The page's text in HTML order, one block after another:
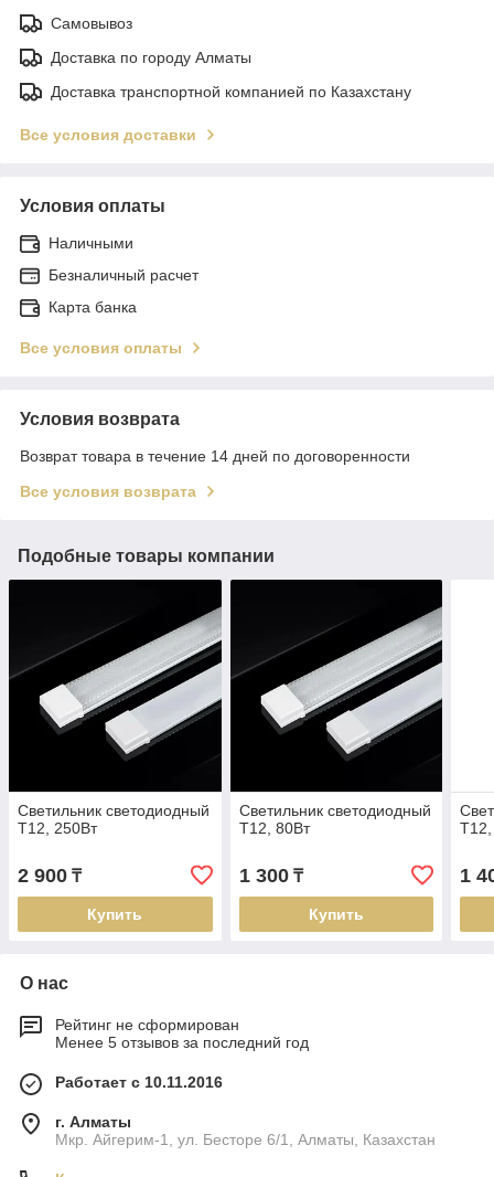
Самовывоз
Доставка по городу Алматы
Доставка транспортной компанией по Казахстану
Все условия доставки
Условия оплаты
Наличными
Безналичный расчет
Карта банка
Все условия оплаты
Условия возврата
Возврат товара в течение 14 дней по договоренности
Все условия возврата
Подобные товары компании
Светильник светодиодный
T12, 250Вт
2 900 ₸
Купить
Светильник светодиодный
T12, 80Вт
1 300₸
Купить
1
О нас
Рейтинг не сформирован
Менее 5 отзывов за последний год
Работает с 10.11.2016
г. Алматы
Мкр. Айгерим-1, ул. Бесторе 6/1, Алматы, Казахстан